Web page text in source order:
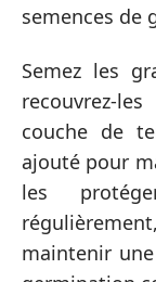
semences de
Semez les
recouvrez-
couche de
ajouté pour
les
maintenir